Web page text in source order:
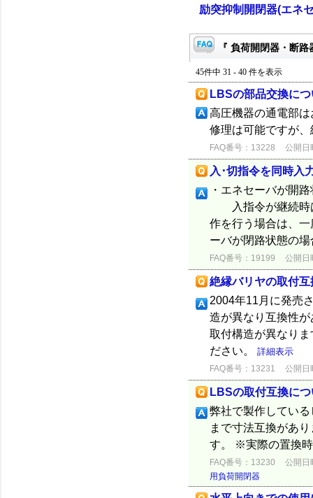
励突抑制開閉器(エネ
『 負荷開閉器・断
45件中 31 - 40 件を表示
LBSの部品交換に
高圧機器の通電部
修理は可能ですが
FAQ番号：13228 公開日
入･切指令を同時入
・エネセーバが開
入指令が継続時
作を行う場合は、
ーバが閉路状態の
FAQ番号：19199 公開日
絶縁バリヤの取付
2004年11月に発売
造が異なり互換性
取付構造が異なり
ださい。 詳細表示
FAQ番号：13231 公開日
LBSの取付互換に
弊社で製作してい
まで寸法互換があ
す。 ※実際の置換
FAQ番号：13230
公開日
用負荷開閉器